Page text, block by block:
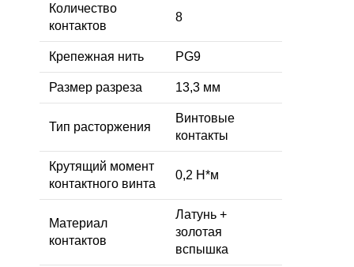
Количество
контактов
8
Крепежная нить PG9
Размер разреза 13,3 мм
Тип расторжения
Винтовые
контакты
Крутящий момент
контактного винта
0,2 Н*м
Материал
контактов
Латунь +
золотая
вспышка